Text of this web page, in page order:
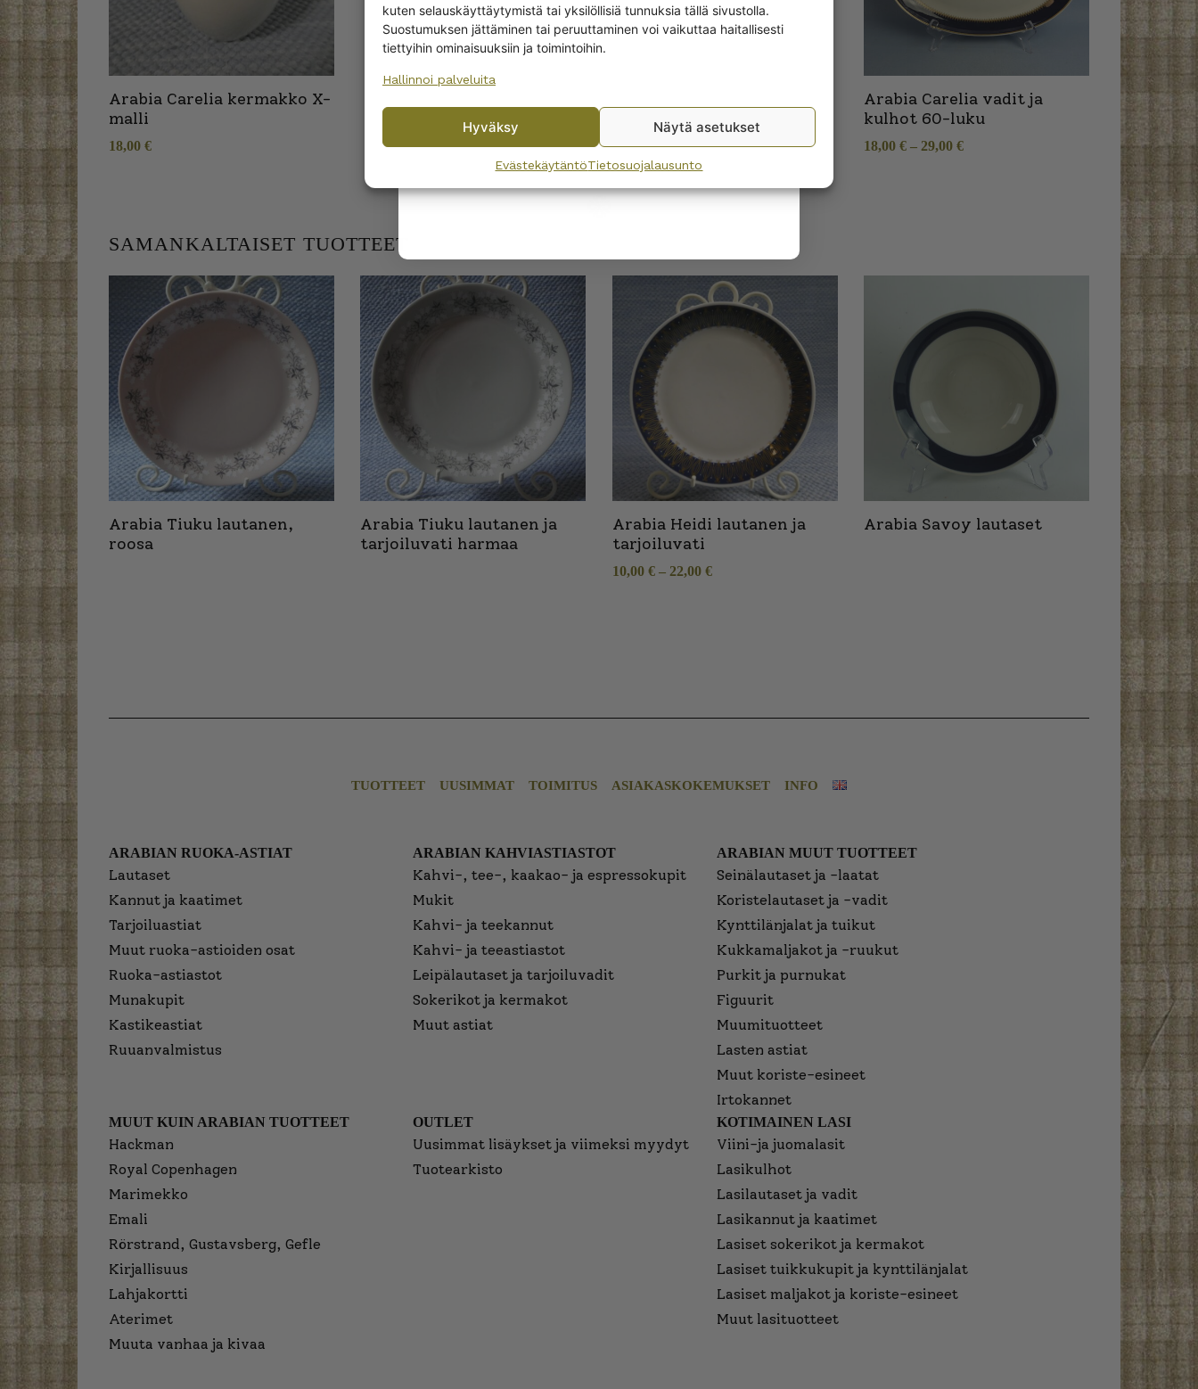
kuten selauskäyttäytymistä tai yksilöllisiä tunnuksia tällä sivustolla.
Suostumuksen jättäminen tai peruuttaminen voi vaikuttaa haitallisesti
tiettyihin ominaisuuksiin ja toimintoihin.
Hallinnoi palveluita
Hyväksy Näytä asetukset
EvästekäytäntöTietosuojalausunto
Arabia Carelia kermakko X-
malli
18,00 €
Arabia Carelia vadit ja
kulhot 60-luku
18,00 € – 29,00 €
SAMANKALTAISET TUOTTEET
Arabia Tiuku lautanen,
roosa
Arabia Tiuku lautanen ja
tarjoiluvati harmaa
Arabia Heidi lautanen ja
tarjoiluvati
10,00 €– 22,00 €
Arabia Savoy lautaset
TUOTTEET UUSIMMAT TOIMITUS ASIAKASKOKEMUKSET INFO
ARABIAN RUOKA-ASTIAT
Lautaset
Kannut ja kaatimet
Tarjoiluastiat
Muut ruoka-astioiden osat
Ruoka-astiastot
Munakupit
Kastikeastiat
Ruuanvalmistus
ARABIAN KAHVIASTIASTOT
Kahvi-, tee-, kaakao- ja espressokupit
Mukit
Kahvi- ja teekannut
Kahvi- ja teeastiastot
Leipälautaset ja tarjoiluvadit
Sokerikot ja kermakot
Muut astiat
ARABIAN MUUT TUOTTEET
Seinälautaset ja -laatat
Koristelautaset ja -vadit
Kynttilänjalat ja tuikut
Kukkamaljakot ja -ruukut
Purkit ja purnukat
Figuurit
Muumituotteet
Lasten astiat
Muut koriste-esineet
Irtokannet
MUUT KUIN ARABIAN TUOTTEET
Hackman
Royal Copenhagen
Marimekko
Emali
Rörstrand, Gustavsberg, Gefle
Kirjallisuus
Lahjakortti
Aterimet
Muuta vanhaa ja kivaa
OUTLET
Uusimmat lisäykset ja viimeksi myydyt
Tuotearkisto
KOTIMAINEN LASI
Viini-ja juomalasit
Lasikulhot
Lasilautaset ja vadit
Lasikannut ja kaatimet
Lasiset sokerikot ja kermakot
Lasiset tuikkukupit ja kynttilänjalat
Lasiset maljakot ja koriste-esineet
Muut lasituotteet
Yes! I want the discount
By subscribing to the newsletter, you consent to receiving messages from
Wanhojen kuppien and confirm that you have read and accepted